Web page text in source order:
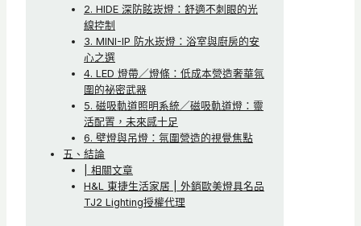
2. HIDE 深防眩崁燈：舒適不刺眼的光
線控制
3. MINI-IP 防水崁燈：浴室與廚房的安
心之選
4. LED 燈帶／燈條：低成本營造奢華氛
圍的祕密武器
5. 磁吸軌道照明系統／磁吸軌道燈：靈
活配置，未來感十足
6. 壁燈與吊燈：氛圍營造的視覺焦點
五、結論
| 相關文章
H&L 東捷生活家居 | 外銷歐美燈具名品
TJ2 Lighting授權代理